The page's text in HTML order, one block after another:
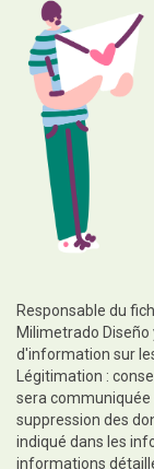
Responsable du
Milimetrado Diseño
d'information sur
Légitimation :
sera communiquée
suppression des
indiqué dans les
informations